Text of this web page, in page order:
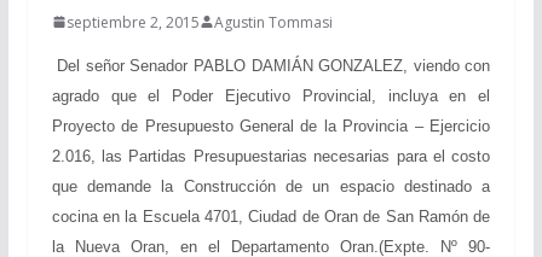
septiembre 2, 2015 Agustin Tommasi
Del señor Senador PABLO DAMIÁN GONZALEZ, viendo con
agrado que el Poder Ejecutivo Provincial, incluya en el
Proyecto de Presupuesto General de la Provincia – Ejercicio
2.016, las Partidas Presupuestarias necesarias para el costo
que demande la Construcción de un espacio destinado a
cocina en la Escuela 4701, Ciudad de Oran de San Ramón de
la Nueva Oran, en el Departamento Oran.(Expte. Nº 90-